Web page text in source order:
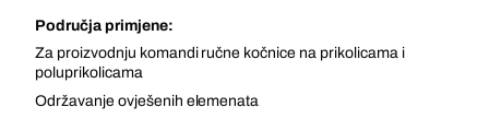
Područja primjene:
Za proizvodnju komandi ručne kočnice na prikolicama i
poluprikolicama
Održavanje ovješenih elemenata